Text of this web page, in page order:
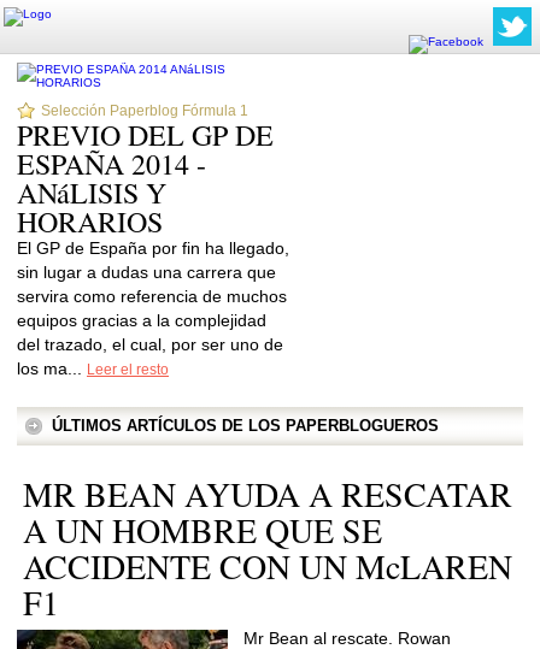
Selección Paperblog Fórmula 1
PREVIO DEL GP DE
ESPAÑA 2014 -
ANáLISIS Y
HORARIOS
El GP de España por fin ha llegado,
sin lugar a dudas una carrera que
servira como referencia de muchos
equipos gracias a la complejidad
del trazado, el cual, por ser uno de
los ma...
Leer el resto
ÚLTIMOS ARTÍCULOS DE LOS PAPERBLOGUEROS
MR BEAN AYUDA A RESCATAR
A UN HOMBRE QUE SE
ACCIDENTE CON UN McLAREN
F1
Mr Bean al rescate. Rowan